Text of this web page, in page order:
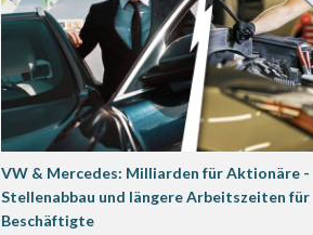
VW & Mercedes: Milliarden für Aktionäre -
Stellenabbau und längere Arbeitszeiten für
Beschäftigte